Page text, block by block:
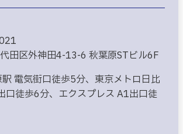
田区外神田4-13-6 秋葉原STビル6F
電気街口徒歩5分、東京メトロ日比
口徒歩6分、エクスプレス A1出口徒